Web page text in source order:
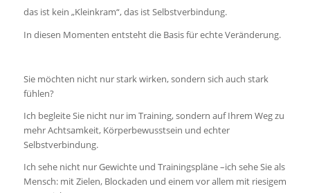
das ist kein „Kleinkram“, das ist Selbstverbindung.
In diesen Momenten entsteht die Basis für echte Veränderung.
Sie möchten nicht nur stark wirken, sondern sich auch stark
fühlen?
Ich begleite Sie nicht nur im Training, sondern auf Ihrem Weg zu
mehr Achtsamkeit, Körperbewusstsein und echter
Selbstverbindung.
Ich sehe nicht nur Gewichte und Trainingspläne –ich sehe Sie als
Mensch: mit Zielen, Blockaden und einem vor allem mit riesigem